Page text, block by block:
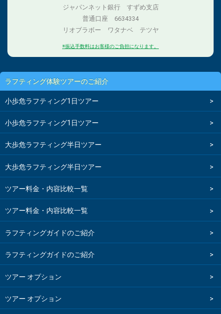
ジャパンネット銀行 すずめ支店
普通口座 6634334
リオブラボー ワタナベ テツヤ
※振込手数料はお客様のご負担になります。
ラフティング体験ツアーのご紹介
小歩危ラフティング1日ツアー
小歩危ラフティング1日ツアー
大歩危ラフティング半日ツアー
大歩危ラフティング半日ツアー
ツアー料金・内容比較一覧
ツアー料金・内容比較一覧
ラフティングガイドのご紹介
ラフティングガイドのご紹介
ツアー オプション
ツアー オプション